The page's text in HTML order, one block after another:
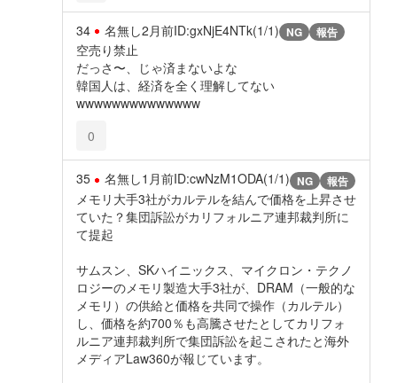
34 名無し2月前ID:gxNjE4NTk(1/1) NG 報告
空売り禁止
だっさ〜、じゃ済まないよな
韓国人は、経済を全く理解してない
wwwwwwwwwwwwww
0
35 名無し1月前ID:cwNzM1ODA(1/1) NG 報告
メモリ大手3社がカルテルを結んで価格を上昇させ
ていた？集団訴訟がカリフォルニア連邦裁判所に
て提起
サムスン、SKハイニックス、マイクロン・テクノ
ロジーのメモリ製造大手3社が、DRAM（一般的な
メモリ）の供給と価格を共同で操作（カルテル）
し、価格を約700％も高騰させたとしてカリフォ
ルニア連邦裁判所で集団訴訟を起こされたと海外
メディアLaw360が報じています。